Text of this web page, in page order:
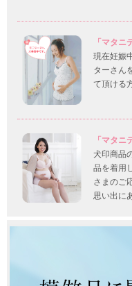
「マタニ
現在妊娠
ターさん
て頂ける
「マタニ
犬印商品
品を着用
さまのご
思い出に